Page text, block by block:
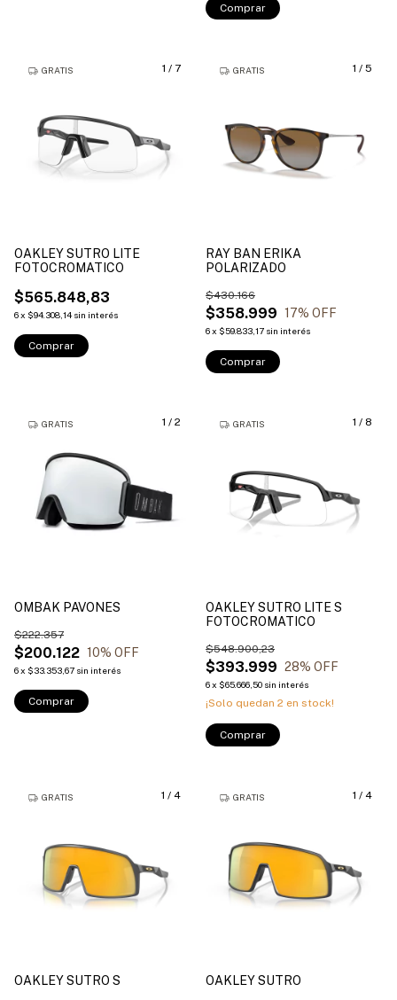
Comprar
1 / 7
GRATIS
OAKLEY SUTRO LITE
FOTOCROMATICO
$565.848,83
6x $94.308,14 sin interés
Comprar
1 / 5
GRATIS
RAY BAN ERIKA
POLARIZADO
$358.999
$430.166
17% OFF
6x $59.833,17 sin interés
Comprar
1 / 2
GRATIS
OMBAK PAVONES
$200.122
$222.357
10% OFF
6x $33.353,67 sin interés
Comprar
1 / 8
GRATIS
OAKLEY SUTRO LITE S
FOTOCROMATICO
$393.999
$548.900,23
28% OFF
6x $65.666,50 sin interés
¡Solo quedan 2 en stock!
Comprar
1 / 4
GRATIS
OAKLEY SUTRO S
1 / 4
GRATIS
OAKLEY SUTRO